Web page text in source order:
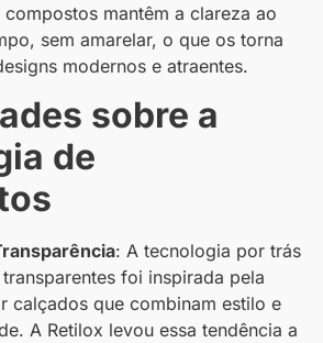
compostos mantêm a clareza ao
sem amarelar, o que os torna
modernos e atraentes.
sobre a
de
: A tecnologia por trás
foi inspirada pela
calçados que combinam estilo e
A Retilox levou essa tendência a